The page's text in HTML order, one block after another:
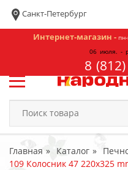
Санкт-Петербург
Интернет-магазин -
06 июля. -
8
Главная Каталог
109 Колосник 47 220x325